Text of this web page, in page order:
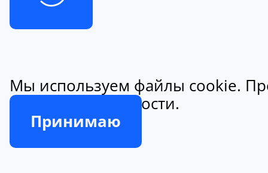
Мы используем файлы cookie.
конфиденциальности.
Принимаю